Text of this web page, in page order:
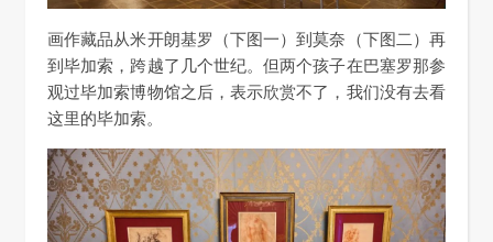
画作藏品从米开朗基罗（下图一）到莫奈（下图二）再
到毕加索，跨越了几个世纪。但两个孩子在巴塞罗那参
观过毕加索博物馆之后，表示欣赏不了，我们没有去看
这里的毕加索。